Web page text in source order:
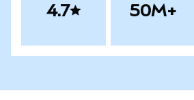
4.7 50M+